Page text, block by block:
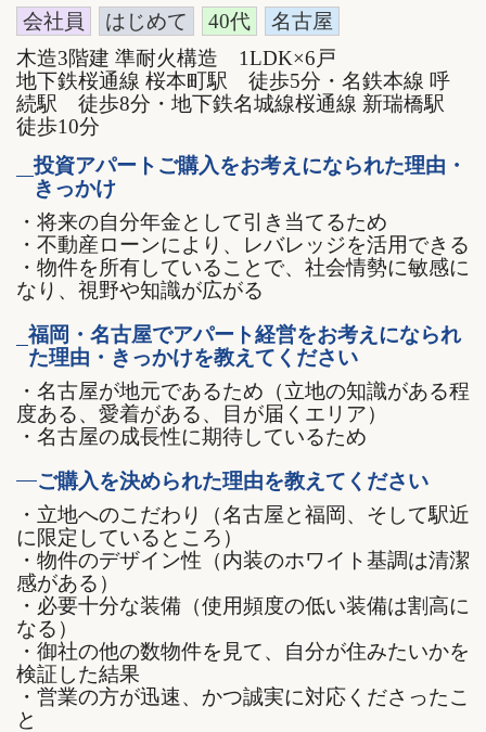
会社員 はじめて 40代
名古屋
木造3階建 準耐火構造 1LDK×6戸
地下鉄桜通線 桜本町駅 徒歩5分・名鉄本線 呼
続駅 徒歩8分・地下鉄名城線桜通線 新瑞橋駅
徒歩10分
投資アパートご購入をお考えになられた理由・
きっかけ
・将来の自分年金として引き当てるため
・不動産ローンにより、レバレッジを活用できる
・物件を所有していることで、社会情勢に敏感に
なり、視野や知識が広がる
福岡・名古屋でアパート経営をお考えになられ
た理由・きっかけを教えてください
・名古屋が地元であるため（立地の知識がある程
度ある、愛着がある、目が届くエリア）
・名古屋の成長性に期待しているため
ご購入を決められた理由を教えてください
・立地へのこだわり（名古屋と福岡、そして駅近
に限定しているところ）
・物件のデザイン性（内装のホワイト基調は清潔
感がある）
・必要十分な装備（使用頻度の低い装備は割高に
なる）
・御社の他の数物件を見て、自分が住みたいかを
検証した結果
・営業の方が迅速、かつ誠実に対応くださったこ
と